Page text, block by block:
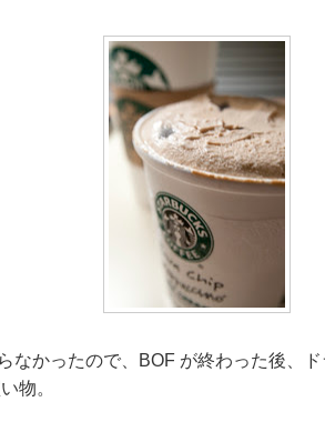
なかったので、BOF が終わった後、ド
物。